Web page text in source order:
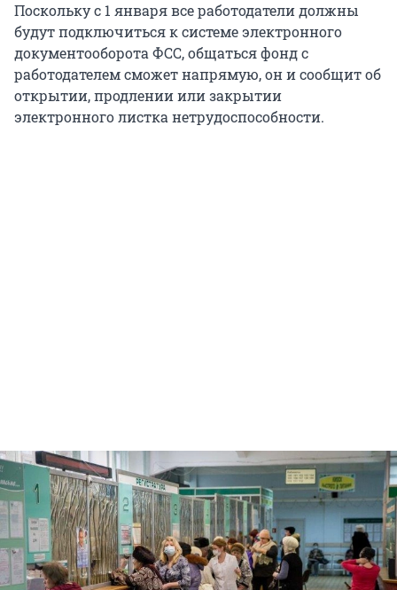
Поскольку с 1 января все работодатели должны
будут подключиться к системе электронного
документооборота ФСС, общаться фонд с
работодателем сможет напрямую, он и сообщит об
открытии, продлении или закрытии
электронного листка нетрудоспособности.